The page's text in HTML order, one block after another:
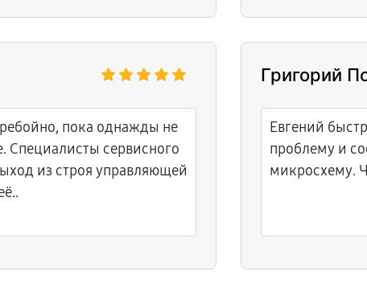
пока однажды не
Специалисты сервисного
из строя управляющей
Григорий
Евгений
проблему и
микросхему.